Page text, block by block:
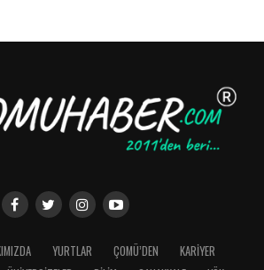
YURTLAR ÇOMÜ’DEN
KARİYER